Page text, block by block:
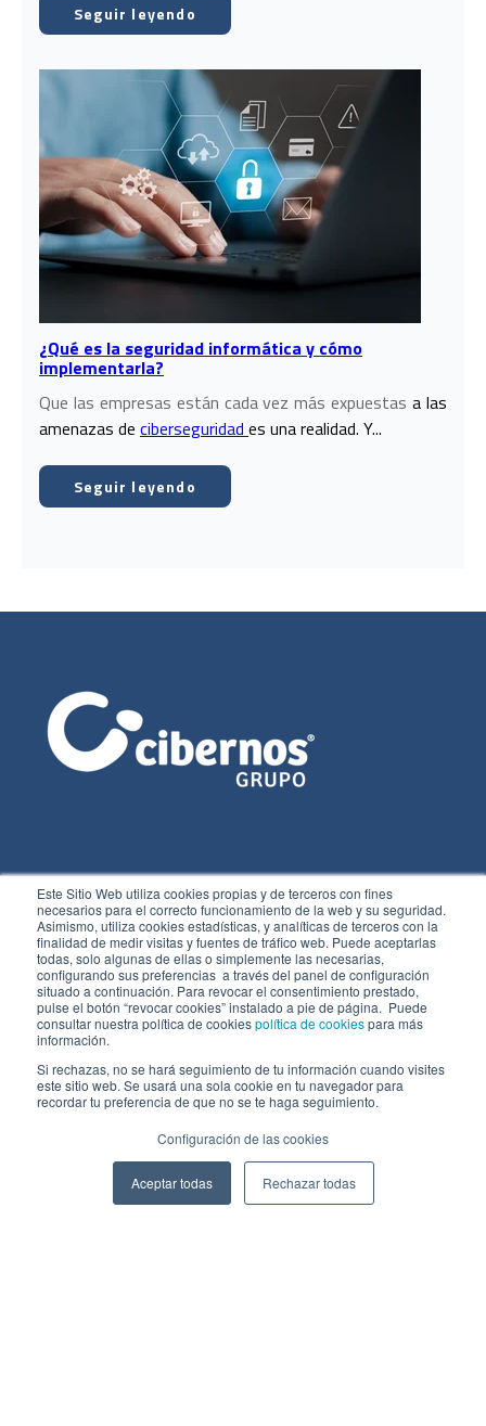
Este Sitio Web utiliza cookies propias y de terceros con fines
necesarios para el correcto funcionamiento de la web y su seguridad.
Asimismo, utiliza cookies estadísticas, y analíticas de terceros con la
finalidad de medir visitas y fuentes de tráfico web. Puede aceptarlas
todas, solo algunas de ellas o simplemente las necesarias,
configurando sus preferencias a través del panel de configuración
situado a continuación. Para revocar el consentimiento prestado,
pulse el botón “revocar cookies” instalado a pie de página. Puede
consultar nuestra política de cookiespolítica de cookiespara más
información.
Si rechazas, no se hará seguimiento de tu información cuando visites
este sitio web. Se usará una sola cookie en tu navegador para
recordar tu preferencia de que no se te haga seguimiento.
Configuración de las cookies
Aceptar todas Rechazar todas
Seguir leyendo
¿Qué es la seguridad informática y cómo
implementarla?
Que las empresas están cada vez más expuestasa las
amenazas de ciberseguridad es una realidad. Y...
Seguir leyendo
2026 Cibernos Aviso legal
Política de cookies
Política de seguridad
Canal de comunicación
CONECTA CON CIBERNOS
Únete a nosotros
Dónde estamos
Conoce nuestro blog